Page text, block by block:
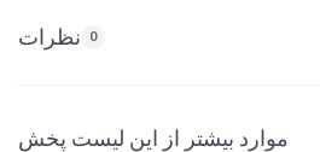
نظرات 0
موارد بیشتر از این لیست پخش